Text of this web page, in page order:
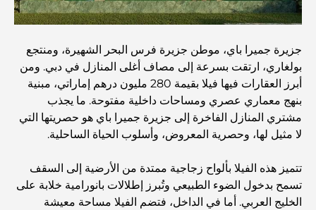
مخطط تلال الغاف الرئيسي: معيار جديد للحياة المتكاملة في
دبي
منازل متوافقة مع مبادئ فاستو: دليل عملي لتحقيق التوازن
والانسجام
أفضل شركات تنسيق الحدائق في دبي: تحويل المساحات
الخارجية
جزيرة جميرا باي، موطن جزيرة فرس البحر الشهيرة، ومنتجع
بولغاري، ارتقت بسرعة إلى مصاف أغلى المنازل في دبي. ومن
أبرز العقارات فيها فيلا بقيمة 280 مليون درهم إماراتي، مبنية
بنهج معماري عصري ومساحات داخلية مفتوحة. ما يجذب
مشتري المنازل الفاخرة إلى جزيرة جميرا باي هو حصريتها التي
لا مثيل لها، وحصرية المعروض، وأسلوب الحياة الساحلية.
تتميز هذه الفيلا بألواح زجاجية ممتدة من الأرضية إلى السقف
تسمح بدخول الضوء الطبيعي وتُبرز إطلالات بانورامية خلابة على
الخليج العربي. أما في الداخل، فتضم الفيلا مساحة معيشة